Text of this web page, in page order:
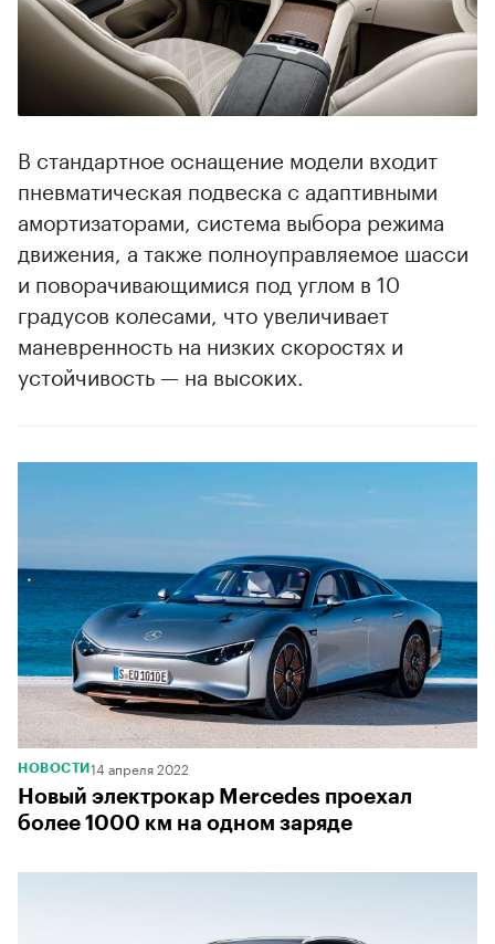
В стандартное оснащение модели входит
пневматическая подвеска с адаптивными
амортизаторами, система выбора режима
движения, а также полноуправляемое шасси
и поворачивающимися под углом в 10
градусов колесами, что увеличивает
маневренность на низких скоростях и
устойчивость — на высоких.
НОВОСТИ 14 апреля 2022
Новый электрокар Mercedes проехал
более 1000 км на одном заряде